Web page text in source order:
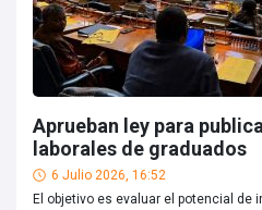
Aprueban ley para
laborales de graduados
6 Julio 2026, 16:52
El objetivo es evaluar el potencial de